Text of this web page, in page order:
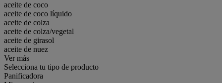
aceite de coco
aceite de coco líquido
aceite de colza
aceite de colza/vegetal
aceite de girasol
aceite de nuez
Ver más
Selecciona tu tipo de producto
Panificadora